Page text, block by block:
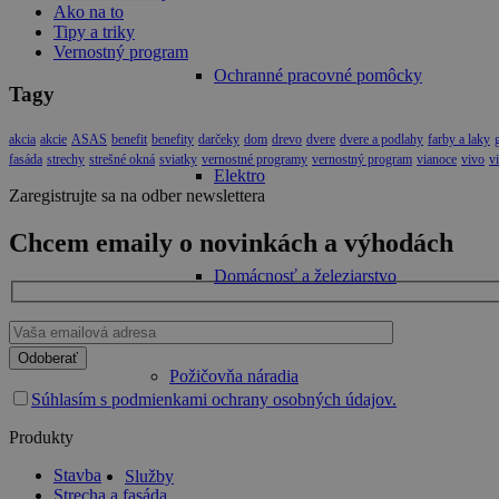
Ochranné pracovné pomôcky
Elektro
Domácnosť a železiarstvo
Požičovňa náradia
Služby
Ako na to
Tipy a triky
Vernostný program
Tagy
akcia akcie ASAS benefit benefity darčeky dom drevo dvere dvere a podlahy farby a laky
fasáda strechy strešné okná sviatky vernostné programy vernostný program vianoce vivo
Zaregistrujte sa na odber newslettera
Chcem emaily o novinkách a výhodách
Please
leave
this
empty.
Súhlasím s podmienkami ochrany osobných údajov.
Produkty
Stavba
Strecha a fasáda